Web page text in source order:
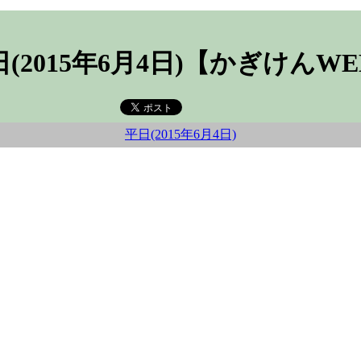
(2015年6月4日)【かぎけん
平日(2015年6月4日)